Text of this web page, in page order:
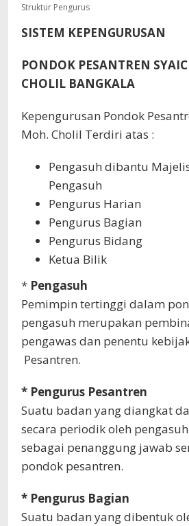
Struktur Pengurus
SISTEM KEPENGURUSAN
PONDOK PESANTREN
CHOLIL BANGKALA
Kepengurusan Pondok
Moh. Cholil Terdiri atas :
Pengasuh dibantu
Pengasuh
Pengurus Harian
Pengurus Bagian
Pengurus Bidang
Ketua Bilik
* Pengasuh
Pemimpin tertinggi dalam
pengasuh merupakan
pengawas dan penentu
Pesantren.
* Pengurus Pesantren
Suatu badan yang diangkat
secara periodik oleh
sebagai penanggung jawab
pondok pesantren.
* Pengurus Bagian
Suatu badan yang dibentuk